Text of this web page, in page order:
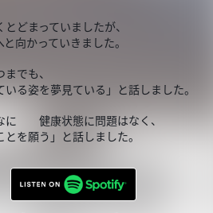
どまっていましたが、
向かっていきました。
でも、
る姿を夢見ている」と話しました。
に 健康状態に問題はなく、
を願う」と話しました。